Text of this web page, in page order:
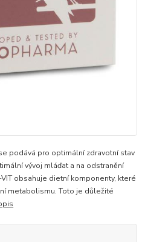
podává pro optimální zdravotní stav
vývoj mláďat a na odstranění
obsahuje dietní komponenty, které
metabolismu. Toto je důležité